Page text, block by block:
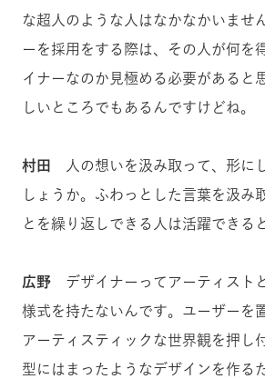
な超人のような人はなかなかいませ
ーを採用をする際は、その人が何を
イナーなのか見極める必要があると
しいところでもあるんですけどね。
村田
人の想いを汲み取って、形に
しょうか。ふわっとした言葉を汲み
とを繰り返しできる人は活躍できる
広野 デザイナーってアーティスト
様式を持たないんです。ユーザーを
アーティスティックな世界観を押し
型にはまったようなデザインを作る